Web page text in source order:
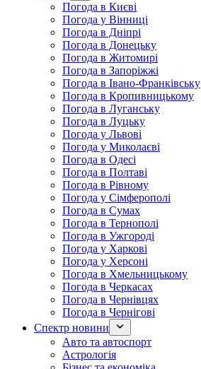
Погода в Києві
Погода у Вінниці
Погода в Дніпрі
Погода в Донецьку
Погода в Житомирі
Погода в Запоріжжі
Погода в Івано-Франківську
Погода в Кропивницькому
Погода в Луганську
Погода в Луцьку
Погода у Львові
Погода у Миколаєві
Погода в Одесі
Погода в Полтаві
Погода в Рівному
Погода у Сімферополі
Погода в Сумах
Погода в Тернополі
Погода в Ужгороді
Погода у Харкові
Погода у Херсоні
Погода в Хмельницькому
Погода в Черкасах
Погода в Чернівцях
Погода в Чернігові
Спектр новини
Авто та автоспорт
Астрологія